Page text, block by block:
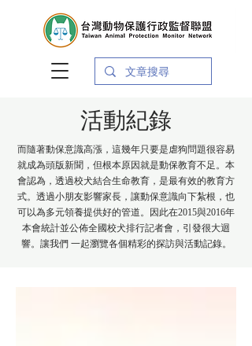
活動紀錄
而隨著動保意識高漲，這幾年只要是虐狗問題很容易
就成為頭版新聞，但根本原因就是動保教育不足。本
會認為，透過校犬結合生命教育，是最有效的教育方
式。透過小朋友影響家長，讓動保意識向下紮根，也
可以為多元領養提供好的管道。因此在2015與2016年
本會統計並公佈全國校犬排行記者會，引發很大迴
響。讓我們 一起瀏覽各個精彩的探訪與活動記錄。